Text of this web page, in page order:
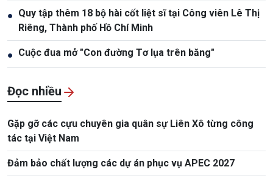
● Quy tập thêm 18 bộ hài cốt liệt sĩ tại Công viên Lê Thị
Riêng, Thành phố Hồ Chí Minh
● Cuộc đua mở "Con đường Tơ lụa trên băng"
Đọc nhiều
Gặp gỡ các cựu chuyên gia quân sự Liên Xô từng công
tác tại Việt Nam
Đảm bảo chất lượng các dự án phục vụ APEC 2027